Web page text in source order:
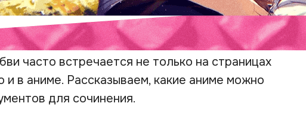
часто встречается не только на страницах
и в аниме. Рассказываем, какие аниме можно
для сочинения.